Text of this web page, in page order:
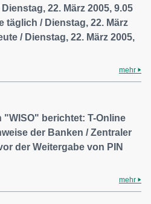
22. März 2005, 9.05
täglich / Dienstag, 22. März
/ Dienstag, 22. März 2005,
mehr
berichtet: T-Online
der Banken / Zentraler
der Weitergabe von PIN
mehr